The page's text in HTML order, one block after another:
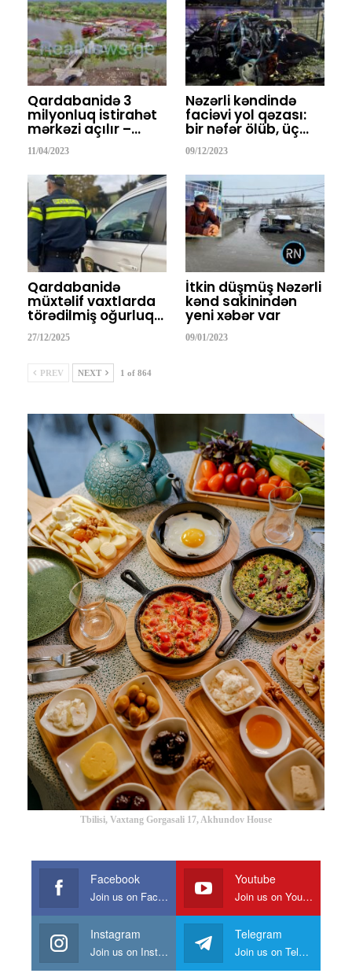
Qardabanidə 3
milyonluq istirahət
mərkəzi açılır –…
11/04/2023
Nəzərli kəndində
faciəvi yol qəzası:
bir nəfər ölüb, üç…
09/12/2023
Qardabanidə
müxtəlif vaxtlarda
törədilmiş oğurluq…
27/12/2025
İtkin düşmüş Nəzərli
kənd sakinindən
yeni xəbər var
09/01/2023
PREV NEXT 1 of 864
Tbilisi, Vaxtang Gorgasali 17, Akhundov House
Facebook
Join us on Facebook
Youtube
Join us on Youtube
Instagram
Join us on Instagram
Telegram
Join us on Telegram